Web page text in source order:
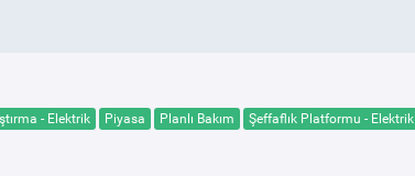
- Elektrik Piyasa Planlı Bakım Şeffaflık Platformu - Elektrik